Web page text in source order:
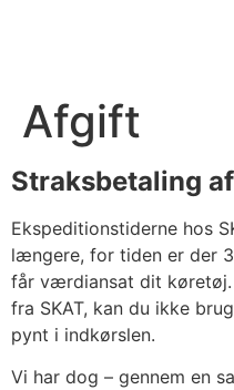
Afgift
Straksbetaling
Ekspeditionstiderne hos
længere, for tiden er der
får værdiansat dit
fra SKAT, kan du ikke
pynt i indkørslen.
Vi har dog – gennem en